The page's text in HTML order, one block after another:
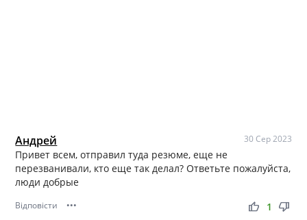
Андрей 30 Сер 2023
Привет всем, отправил туда резюме, еще не
перезванивали, кто еще так делал? Ответьте пожалуйста,
люди добрые
Відповісти ••• thumb_up thumb_down
1